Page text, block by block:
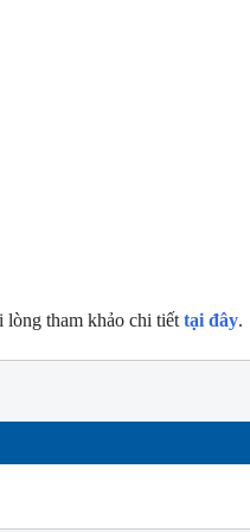
lòng tham khảo chi tiết tại đây.